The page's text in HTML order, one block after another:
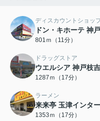
ディスカウントショッ
ドン・キホーテ 神
801ｍ（11分）
ドラッグストア
ウエルシア 神戸枝
1287ｍ（17分）
ラーメン
来来亭 玉津インタ
1353ｍ（17分）